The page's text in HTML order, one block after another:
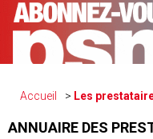
Accueil Les
ANNUAIRE DES